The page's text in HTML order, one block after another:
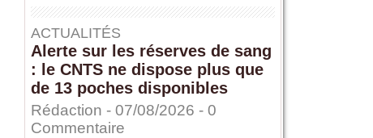
ACTUALITÉS
Alerte sur les réserves de sang
: le CNTS ne dispose plus que
de 13 poches disponibles
Rédaction - 07/08/2026 - 0
Commentaire